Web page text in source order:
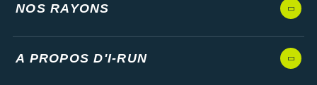
NOS RAYONS
A PROPOS D'I-RUN